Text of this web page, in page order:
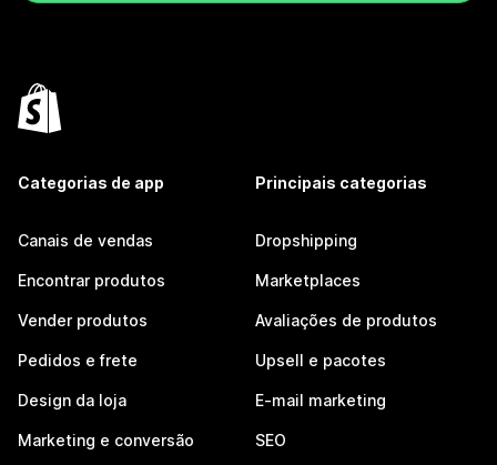
Categorias de app
Canais de vendas
Encontrar produtos
Vender produtos
Pedidos e frete
Design da loja
Marketing e conversão
Principais categorias
Dropshipping
Marketplaces
Avaliações de produtos
Upsell e pacotes
E-mail marketing
SEO